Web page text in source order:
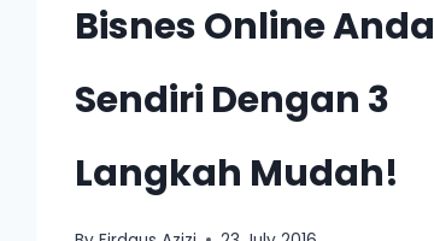
Bisnes Online Anda
Sendiri Dengan 3
Langkah Mudah!